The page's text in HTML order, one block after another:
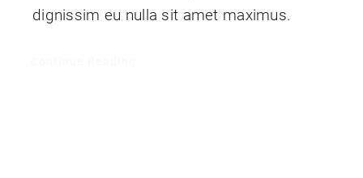
dignissim eu nulla sit amet maximus.